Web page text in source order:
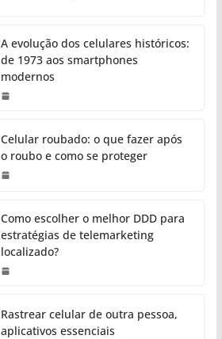
A evolução dos celulares históricos:
de 1973 aos smartphones
modernos
Celular roubado: o que fazer após
o roubo e como se proteger
Como escolher o melhor DDD para
estratégias de telemarketing
localizado?
Rastrear celular de outra pessoa,
aplicativos essenciais